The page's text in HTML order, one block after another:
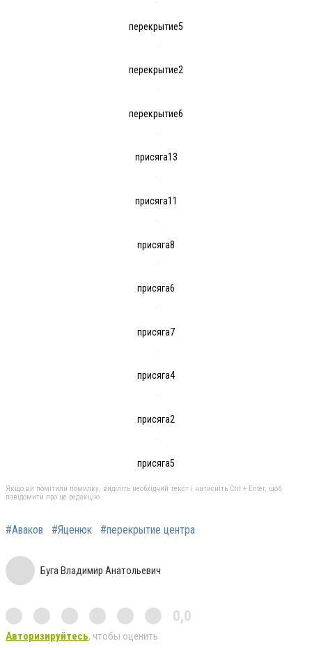
перекрытие5
перекрытие2
перекрытие6
присяга13
присяга11
присяга8
присяга6
присяга7
присяга4
присяга2
присяга5
Якщо ви помітили помилку, виділіть необхідний текст і натисніть Ctrl + Enter, щоб
повідомити про це редакцію
#Аваков #Яценюк #перекрытие центра
Буга Владимир Анатольевич
0,0
Авторизируйтесь, чтобы оценить